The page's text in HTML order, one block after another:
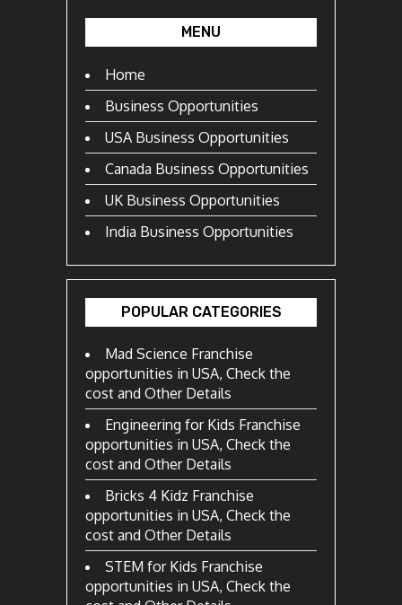
MENU
Home
Business Opportunities
USA Business Opportunities
Canada Business Opportunities
UK Business Opportunities
India Business Opportunities
POPULAR CATEGORIES
Mad Science Franchise
opportunities in USA, Check the
cost and Other Details
Engineering for Kids Franchise
opportunities in USA, Check the
cost and Other Details
Bricks 4 Kidz Franchise
opportunities in USA, Check the
cost and Other Details
STEM for Kids Franchise
opportunities in USA, Check the